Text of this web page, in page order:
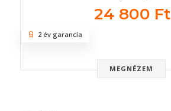
24 800 Ft
MEGNÉZEM
2 év garancia